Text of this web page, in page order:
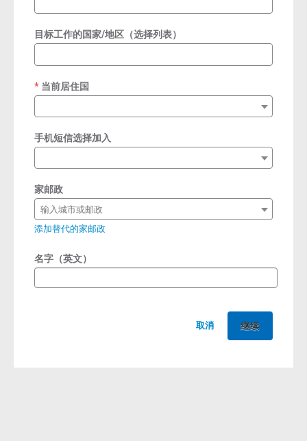
目标工作的国家/地区（选择列表）
当前居住国
required
手机短信选择加入
家邮政
输入城市或邮政
添加替代的家邮政
名字（英文）
取消